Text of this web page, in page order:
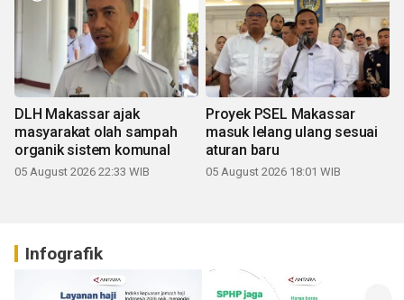
DLH Makassar ajak
masyarakat olah sampah
organik sistem komunal
05 August 2026 22:33 WIB
Proyek PSEL Makassar
masuk lelang ulang sesuai
aturan baru
05 August 2026 18:01 WIB
Infografik